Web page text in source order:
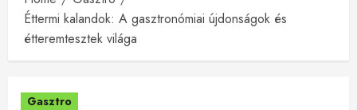
Éttermi kalandok: A gasztronómiai újdonságok és
étteremtesztek világa
Gasztro